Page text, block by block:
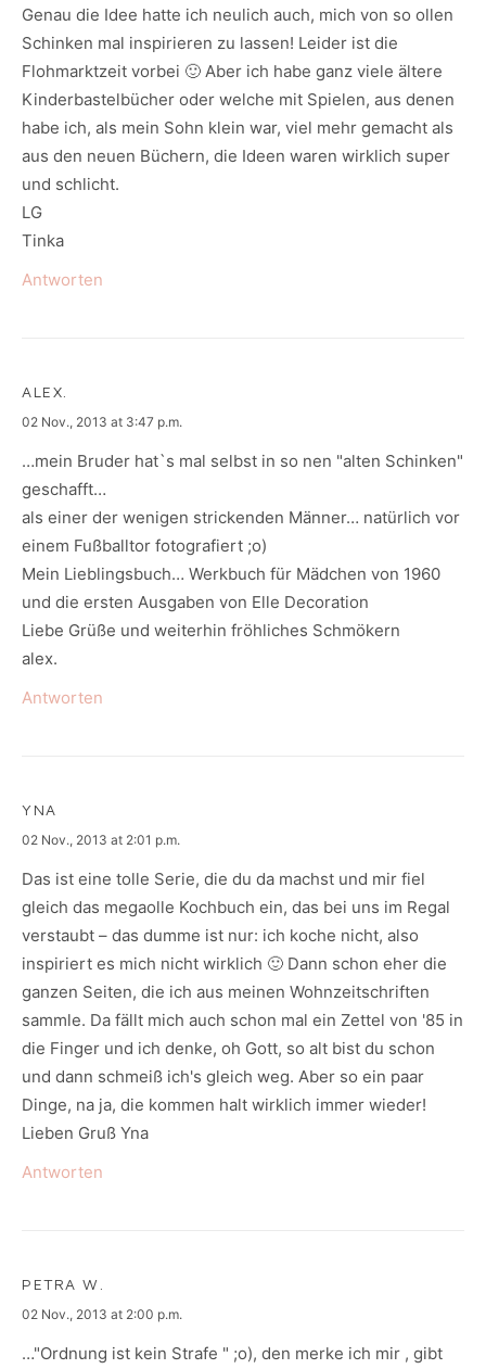
Genau die Idee hatte ich neulich auch, mich von so ollen
Schinken mal inspirieren zu lassen! Leider ist die
Flohmarktzeit vorbei 🙂 Aber ich habe ganz viele ältere
Kinderbastelbücher oder welche mit Spielen, aus denen
habe ich, als mein Sohn klein war, viel mehr gemacht als
aus den neuen Büchern, die Ideen waren wirklich super
und schlicht.
LG
Tinka
Antworten
ALEX.
says:
02 Nov., 2013 at 3:47 p.m.
…mein Bruder hat`s mal selbst in so nen "alten Schinken"
geschafft…
als einer der wenigen strickenden Männer… natürlich vor
einem Fußballtor fotografiert ;o)
Mein Lieblingsbuch… Werkbuch für Mädchen von 1960
und die ersten Ausgaben von Elle Decoration
Liebe Grüße und weiterhin fröhliches Schmökern
alex.
Antworten
YNA
says:
02 Nov., 2013 at 2:01 p.m.
Das ist eine tolle Serie, die du da machst und mir fiel
gleich das megaolle Kochbuch ein, das bei uns im Regal
verstaubt – das dumme ist nur: ich koche nicht, also
inspiriert es mich nicht wirklich 🙂 Dann schon eher die
ganzen Seiten, die ich aus meinen Wohnzeitschriften
sammle. Da fällt mich auch schon mal ein Zettel von '85 in
die Finger und ich denke, oh Gott, so alt bist du schon
und dann schmeiß ich's gleich weg. Aber so ein paar
Dinge, na ja, die kommen halt wirklich immer wieder!
Lieben Gruß Yna
Antworten
PETRA W.
says:
02 Nov., 2013 at 2:00 p.m.
…"Ordnung ist kein Strafe " ;o), den merke ich mir , gibt